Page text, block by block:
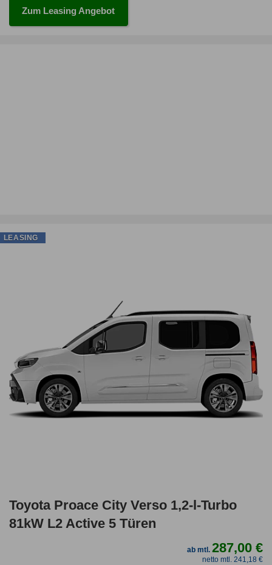
Zum Leasing Angebot
Toyota Proace City Verso 1,2-l-Turbo
81kW L2 Active 5 Türen
ab mtl.287,00 €
netto mtl. 241,18 €
LEASING